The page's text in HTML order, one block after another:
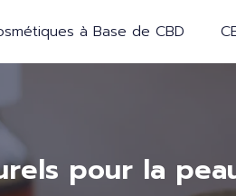
à Base de CBD
pour la